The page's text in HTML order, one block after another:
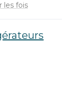
les fois